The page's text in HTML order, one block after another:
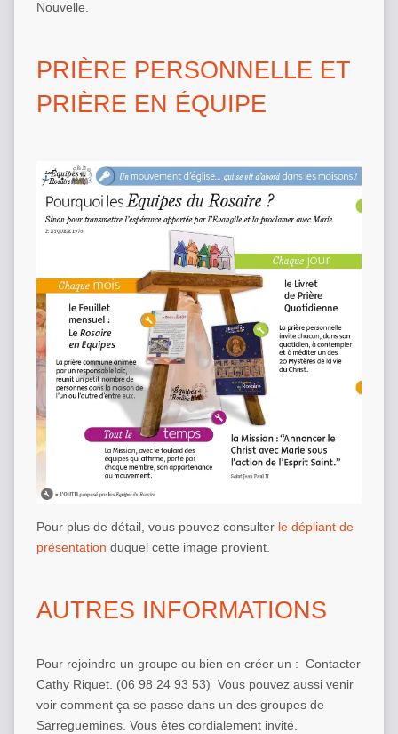
Nouvelle.
PRIÈRE PERSONNELLE ET
PRIÈRE EN ÉQUIPE
Pour plus de détail, vous pouvez consulter le dépliant de
présentation duquel cette image provient.
AUTRES INFORMATIONS
Pour rejoindre un groupe ou bien en créer un : Contacter
Cathy Riquet. (06 98 24 93 53) Vous pouvez aussi venir
voir comment ça se passe dans un des groupes de
Sarreguemines. Vous êtes cordialement invité.